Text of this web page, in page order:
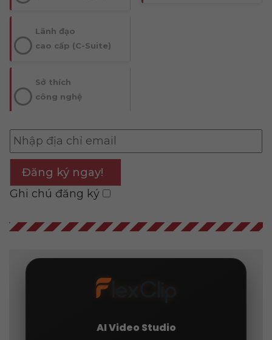
Lãnh đạo
cao cấp (C-Suite)
Sở thích
công nghệ
Đăng ký ngay!
Ghi chú đăng ký